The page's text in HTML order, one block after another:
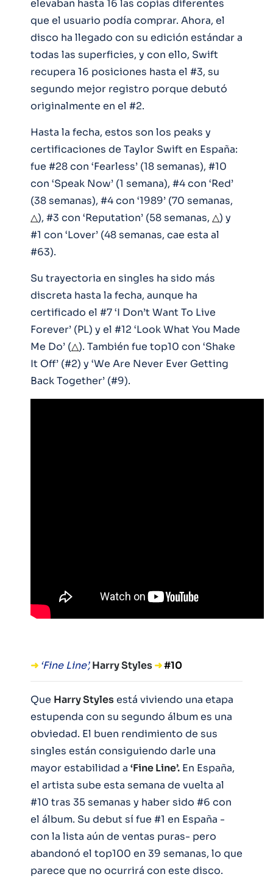
elevaban hasta 16 las copias diferentes
que el usuario podía comprar. Ahora, el
disco ha llegado con su edición estándar a
todas las superficies, y con ello, Swift
recupera 16 posiciones hasta el #3, su
segundo mejor registro porque debutó
originalmente en el #2.
Hasta la fecha, estos son los peaks y
certificaciones de Taylor Swift en España:
fue #28 con ‘Fearless’ (18 semanas), #10
con ‘Speak Now’ (1 semana), #4 con ‘Red’
(38 semanas), #4 con ‘1989’ (70 semanas,
△), #3 con ‘Reputation’ (58 semanas, △) y
#1 con ‘Lover’ (48 semanas, cae esta al
#63).
Su trayectoria en singles ha sido más
discreta hasta la fecha, aunque ha
certificado el #7 ‘I Don’t Want To Live
Forever’ (PL) y el #12 ‘Look What You Made
Me Do’ (△). También fue top10 con ‘Shake
It Off’ (#2) y ‘We Are Never Ever Getting
Back Together’ (#9).
➜ ‘Fine Line’,Harry Styles➜#10
Que Harry Stylesestá viviendo una etapa
estupenda con su segundo álbum es una
obviedad. El buen rendimiento de sus
singles están consiguiendo darle una
mayor estabilidad a ‘Fine Line’. En España,
el artista sube esta semana de vuelta al
#10 tras 35 semanas y haber sido #6 con
el álbum. Su debut sí fue #1 en España -
con la lista aún de ventas puras- pero
abandonó el top100 en 39 semanas, lo que
parece que no ocurrirá con este disco.